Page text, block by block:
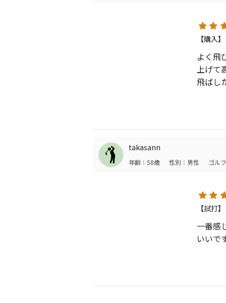
【購入】
よく飛
上げて
飛ばし
takasann
年齢：58歳 性別：男性 ゴル
【試打】
一番感
いいで